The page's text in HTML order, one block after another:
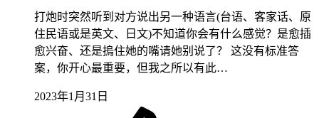
打炮时突然听到对方说出另一种语言(台语、客家话、原
住民语或是英文、日文)不知道你会有什么感觉？是愈插
愈兴奋、还是摀住她的嘴请她别说了？ 这没有标准答
案，你开心最重要，但我之所以有此…
2023年1月31日